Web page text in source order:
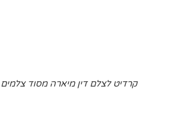
קרדיט לצלם דין מיארה מסוד צלמים